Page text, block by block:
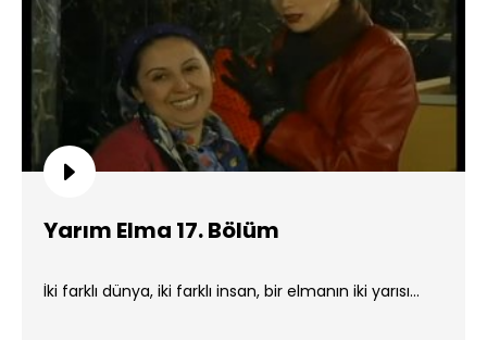
Yarım Elma 17. Bölüm
İki farklı dünya, iki farklı insan, bir elmanın iki yarısı...